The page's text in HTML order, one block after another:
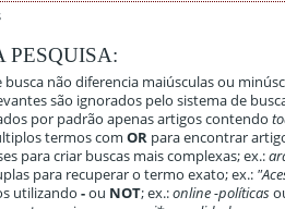
PESQUISA:
busca não diferencia maiúsculas ou
são ignorados pelo sistema de
por padrão apenas artigos contendo
termos com ORpara encontrar
para criar buscas mais complexas; ex.:
para recuperar o termo exato; ex.:
utilizando -ou NOT; ex.:online -políticas